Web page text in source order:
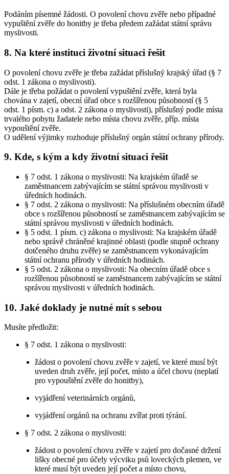
Podáním písemné žádosti. O povolení chovu zvěře nebo případné
vypuštění zvěře do honitby je třeba předem zažádat státní správu
myslivosti.
8. Na které instituci životní situaci řešit
O povolení chovu zvěře je třeba zažádat příslušný krajský úřad (§ 7
odst. 1 zákona o myslivosti).
Dále je třeba požádat o povolení vypuštění zvěře, která byla
chována v zajetí, obecní úřad obce s rozšířenou působností (§ 5
odst. 1 písm. c) a odst. 2 zákona o myslivosti), příslušný podle místa
trvalého pobytu žadatele nebo místa chovu zvěře, příp. místa
vypouštění zvěře.
O udělení výjimky rozhoduje příslušný orgán státní ochrany přírody.
9. Kde, s kým a kdy životní situaci řešit
§ 7 odst. 1 zákona o myslivosti: Na krajském úřadě se
zaměstnancem zabývajícím se státní správou myslivosti v
úředních hodinách.
§ 7 odst. 2 zákona o myslivosti: Na příslušném obecním úřadě
obce s rozšířenou působností se zaměstnancem zabývajícím se
státní správou myslivosti v úředních hodinách.
§ 5 odst. 1 písm. c) zákona o myslivosti: Na krajském úřadě
nebo správě chráněné krajinné oblasti (podle stupně ochrany
dotčeného druhu zvěře) se zaměstnancem vykonávajícím
státní ochranu přírody v úředních hodinách.
§ 5 odst. 2 zákona o myslivosti: Na obecním úřadě obce s
rozšířenou působností se zaměstnancem zabývajícím se státní
správou myslivosti v úředních hodinách.
10. Jaké doklady je nutné mít s sebou
Musíte předložit:
§ 7 odst. 1 zákona o myslivosti:
žádost o povolení chovu zvěře v zajetí, ve které musí být
uveden druh zvěře, její počet, místo a účel chovu (neplatí
pro vypouštění zvěře do honitby),
vyjádření veterinárních orgánů,
vyjádření orgánů na ochranu zvířat proti týrání.
§ 7 odst. 2 zákona o myslivosti:
žádost o povolení chovu zvěře v zajetí pro dočasné držení
lišky obecné pro účely výcviku psů loveckých plemen, ve
které musí být uveden její počet a místo chovu,